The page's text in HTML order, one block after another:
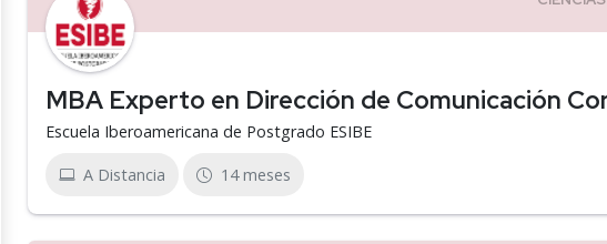
MBA Experto en Dirección de Comunicación
Escuela Iberoamericana de Postgrado ESIBE
A Distancia 14 meses